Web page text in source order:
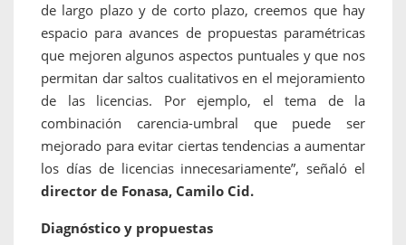
de largo plazo y de corto plazo, creemos que hay
espacio para avances de propuestas paramétricas
que mejoren algunos aspectos puntuales y que nos
permitan dar saltos cualitativos en el mejoramiento
de las licencias. Por ejemplo, el tema de la
combinación carencia-umbral que puede ser
mejorado para evitar ciertas tendencias a aumentar
los días de licencias innecesariamente”, señaló el
director de Fonasa, Camilo Cid.
Diagnóstico y propuestas